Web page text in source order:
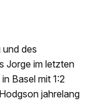
des
Jorge im letzten
Basel mit 1:2
jahrelang